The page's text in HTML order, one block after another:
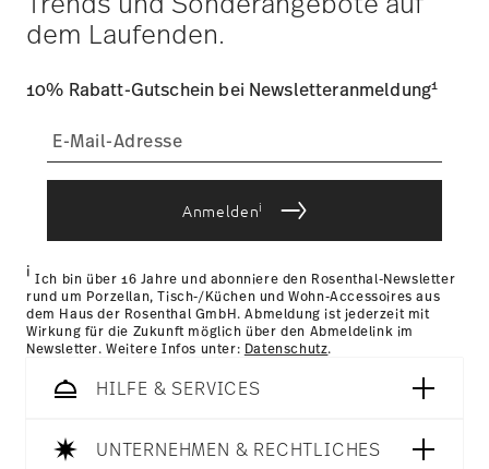
dem Laufenden.
10% Rabatt-Gutschein bei Newsletteranmeldung1
Anmeldeni
i Ich bin über 16 Jahre und abonniere den Rosenthal-Newsletter
rund um Porzellan, Tisch-/Küchen und Wohn-Accessoires aus
dem Haus der Rosenthal GmbH. Abmeldung ist jederzeit mit
Wirkung für die Zukunft möglich über den Abmeldelink im
Newsletter. Weitere Infos unter: Datenschutz.
HILFE & SERVICES
UNTERNEHMEN & RECHTLICHES